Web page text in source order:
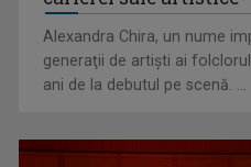
Alexandra Chira, un nume
generaţii de artişti ai
ani de la debutul pe scenă. ...